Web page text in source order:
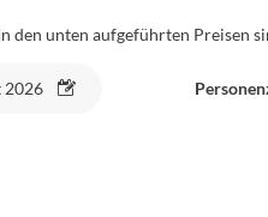
den unten aufgeführten Preisen
2026